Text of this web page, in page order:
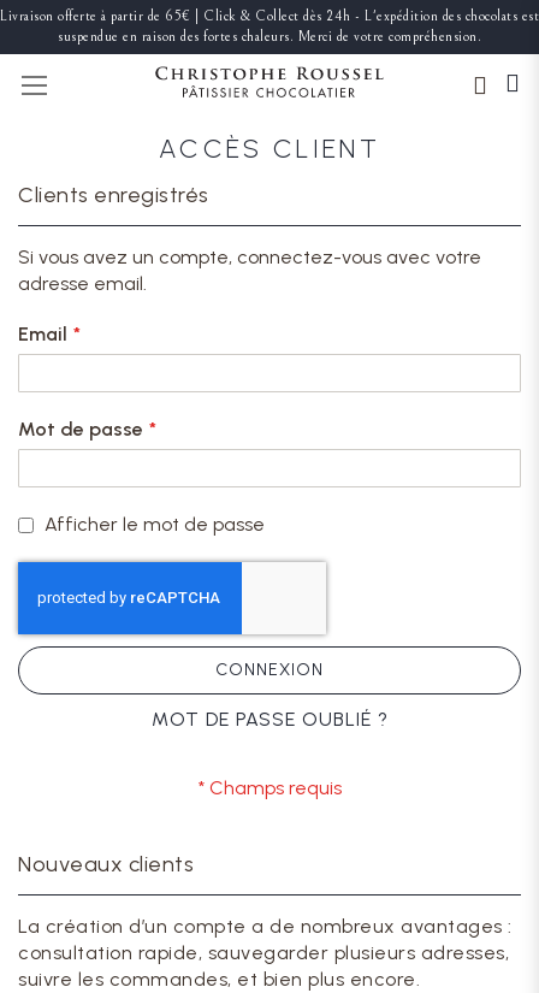
Livraison offerte à partir de 65€ | Click & Collect dès 24h - L'expédition des chocolats est
suspendue en raison des fortes chaleurs. Merci de votre compréhension.
ACCÈS CLIENT
Clients enregistrés
Si vous avez un compte, connectez-vous avec votre
adresse email.
Email
Mot de passe
Afficher le mot de passe
CONNEXION
MOT DE PASSE OUBLIÉ ?
Nouveaux clients
La création d’un compte a de nombreux avantages :
consultation rapide, sauvegarder plusieurs adresses,
suivre les commandes, et bien plus encore.